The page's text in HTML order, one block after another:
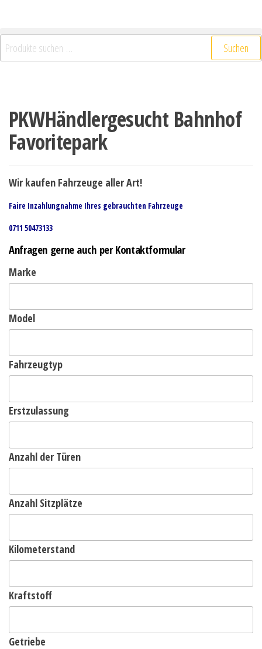
Suchen
PKWHändlergesucht Bahnhof
Favoritepark
Wir kaufen Fahrzeuge aller Art!
Faire Inzahlungnahme Ihres gebrauchten Fahrzeuge
0711 50473133
Anfragen gerne auch per Kontaktformular
Marke
Model
Fahrzeugtyp
Erstzulassung
Anzahl der Türen
Anzahl Sitzplätze
Kilometerstand
Kraftstoff
Getriebe